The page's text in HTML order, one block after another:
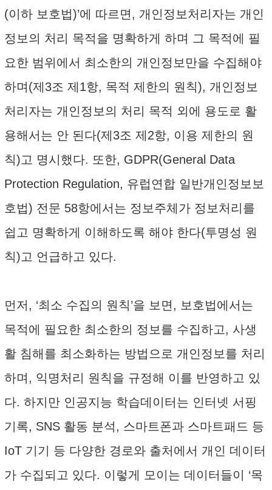
(이하 보호법)’에 따르면, 개인정보처리자는 개인
정보의 처리 목적을 명확하게 하며 그 목적에 필
요한 범위에서 최소한의 개인정보만을 수집해야
하며(제3조 제1항, 목적 제한의 원칙), 개인정보
처리자는 개인정보의 처리 목적 외에 용도로 활
용해서는 안 된다(제3조 제2항, 이용 제한의 원
칙)고 명시했다. 또한, GDPR(General Data
Protection Regulation, 유럽연합 일반개인정보보
호법) 전문 58항에서는 정보주체가 정보처리를
쉽고 명확하게 이해하도록 해야 한다(투명성 원
칙)고 언급하고 있다.
먼저, ‘최소 수집의 원칙’을 보면, 보호법에서는
목적에 필요한 최소한의 정보를 수집하고, 사생
활 침해를 최소화하는 방법으로 개인정보를 처리
하며, 익명처리 원칙을 규정해 이를 반영하고 있
다. 하지만 인공지능 학습데이터는 인터넷 서핑
기록, SNS 활동 분석, 스마트폰과 스마트패드 등
IoT 기기 등 다양한 경로와 출처에서 개인 데이터
가 수집되고 있다. 이렇게 모이는 데이터들이 ‘목